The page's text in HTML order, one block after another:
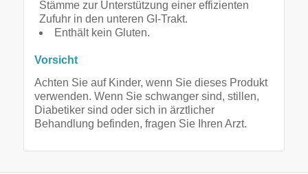
Stämme zur Unterstützung einer effizienten
Zufuhr in den unteren GI-Trakt.
Enthält kein Gluten.
Vorsicht
Achten Sie auf Kinder, wenn Sie dieses Produkt
verwenden. Wenn Sie schwanger sind, stillen,
Diabetiker sind oder sich in ärztlicher
Behandlung befinden, fragen Sie Ihren Arzt.